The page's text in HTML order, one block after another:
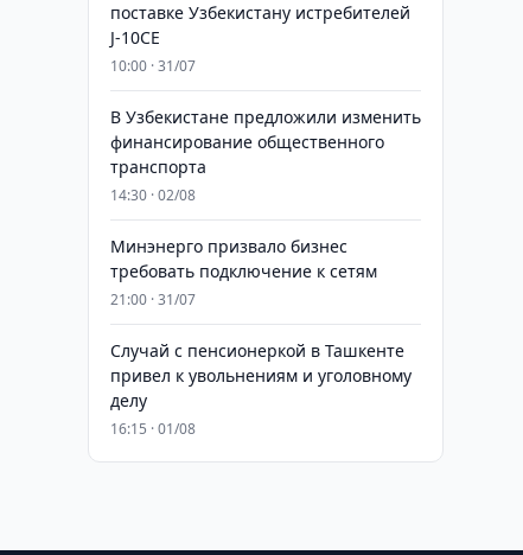
поставке Узбекистану истребителей
J-10CE
10:00 · 31/07
В Узбекистане предложили изменить
финансирование общественного
транспорта
14:30 · 02/08
Минэнерго призвало бизнес
требовать подключение к сетям
21:00 · 31/07
Случай с пенсионеркой в Ташкенте
привел к увольнениям и уголовному
делу
16:15 · 01/08